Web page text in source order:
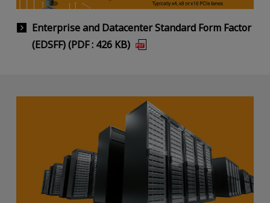
Enterprise and Datacenter Standard Form Factor
(EDSFF) (PDF : 426 KB)